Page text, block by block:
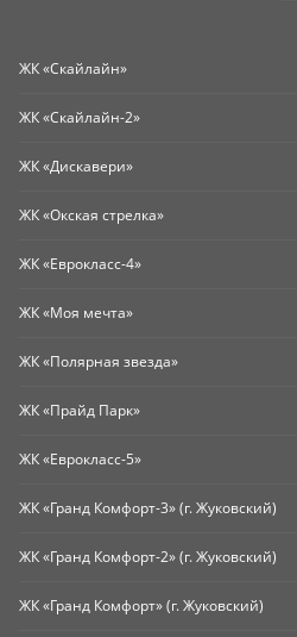
ЖК «Скайлайн»
ЖК «Скайлайн-2»
ЖК «Дискавери»
ЖК «Окская стрелка»
ЖК «Еврокласс-4»
ЖК «Моя мечта»
ЖК «Полярная звезда»
ЖК «Прайд Парк»
ЖК «Еврокласс-5»
ЖК «Гранд Комфорт-3» (г. Жуковский)
ЖК «Гранд Комфорт-2» (г. Жуковский)
ЖК «Гранд Комфорт» (г. Жуковский)